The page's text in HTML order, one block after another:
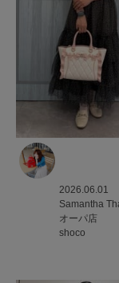
2026.06.01
Samantha
オーパ店
shoco